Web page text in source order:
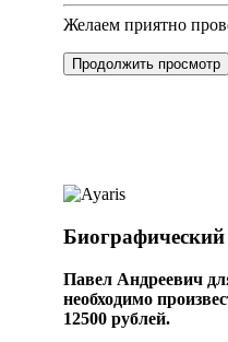
Желаем приятно
Продолжить просмотр
Павел Андреевич
необходимо
12500 рублей.